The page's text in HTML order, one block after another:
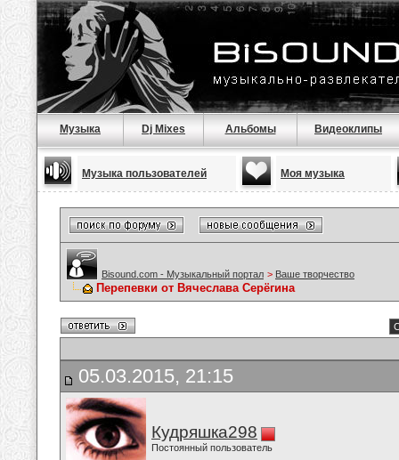
Музыка Dj Mixes Альбомы Видеоклипы
Музыка пользователей Моя музыка
Bisound.com - Музыкальный портал > Ваше творчество
Перепевки от Вячеслава Серёгина
05.03.2015, 21:15
Кудряшка298
Постоянный пользователь